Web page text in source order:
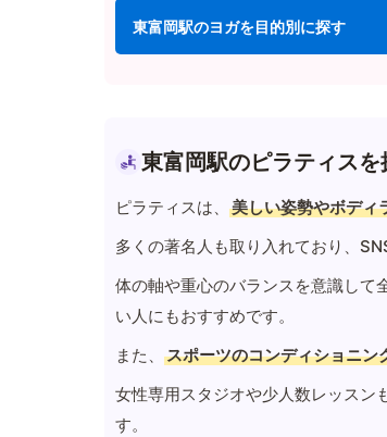
東富岡駅のヨガを目的別に探す
東富岡駅のピラティスを
ピラティスは、 美しい姿勢やボディ
多くの著名人も取り入れており、
体の軸や重心のバランスを意識して
い人にもおすすめです。
また、
スポーツのコンディショニン
女性専用スタジオや少人数レッスン
す。